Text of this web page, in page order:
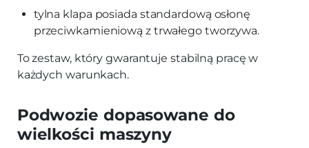
tylna klapa posiada standardową osłonę
przeciwkamieniową z trwałego tworzywa.
To zestaw, który gwarantuje stabilną pracę w
każdych warunkach.
Podwozie dopasowane do
wielkości maszyny